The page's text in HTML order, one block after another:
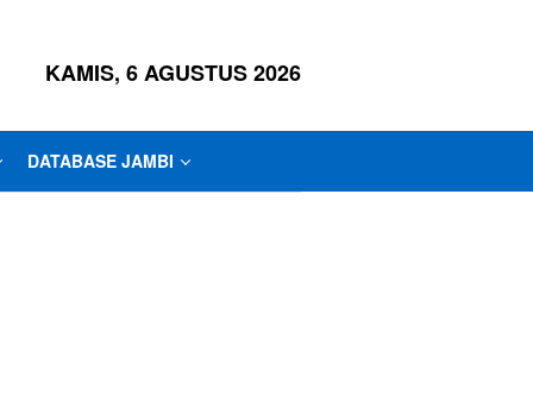
KAMIS, 6 AGUSTUS 2026
DATABASE JAMBI